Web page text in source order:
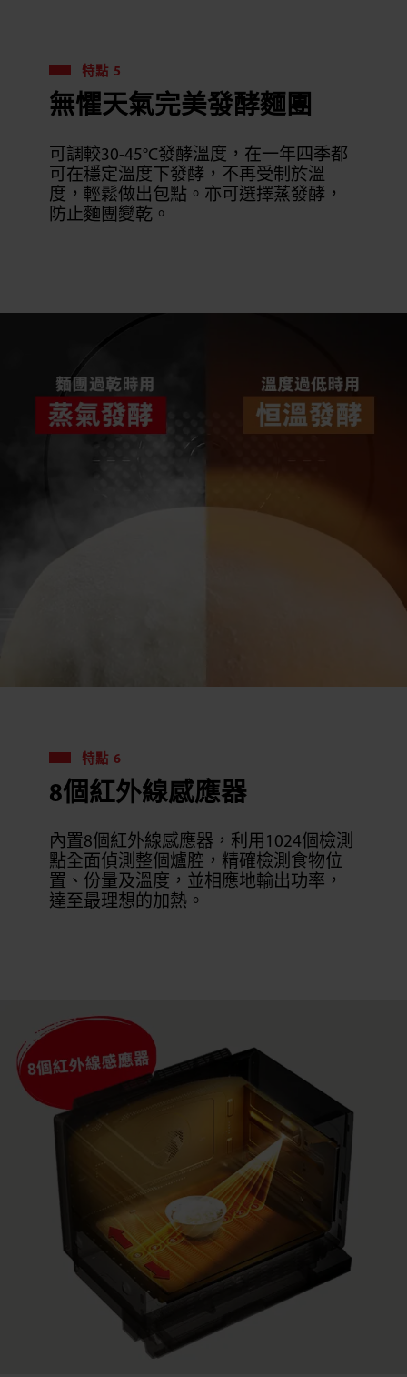
特點 5
無懼天氣完美發酵麵團
可調較30-45°C發酵溫度，在一年四季都
可在穩定溫度下發酵，不再受制於溫
度，輕鬆做出包點。亦可選擇蒸發酵，
防止麵團變乾。
特點 6
8個紅外線感應器
內置8個紅外線感應器，利用1024個檢測
點全面偵測整個爐腔，精確檢測食物位
置、份量及溫度，並相應地輸出功率，
達至最理想的加熱。